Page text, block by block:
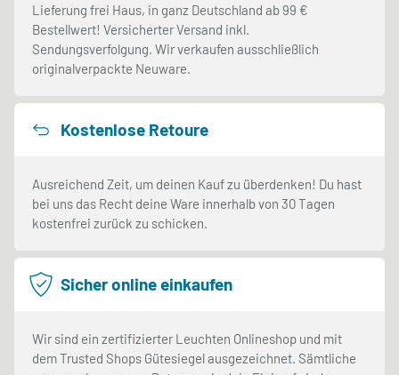
Lieferung frei Haus, in ganz Deutschland ab 99 €
Bestellwert! Versicherter Versand inkl.
Sendungsverfolgung. Wir verkaufen ausschließlich
originalverpackte Neuware.
Kostenlose Retoure
Ausreichend Zeit, um deinen Kauf zu überdenken! Du hast
bei uns das Recht deine Ware innerhalb von 30 Tagen
kostenfrei zurück zu schicken.
Sicher online einkaufen
Wir sind ein zertifizierter Leuchten Onlineshop und mit
dem Trusted Shops Gütesiegel ausgezeichnet. Sämtliche